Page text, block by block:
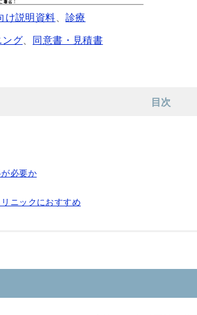
け説明資料 、診療
ング 同意書・見積書
目次
必要か
ニックにおすすめ